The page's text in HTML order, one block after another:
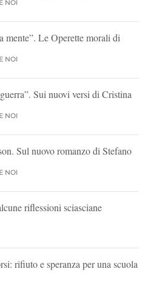
NOI
mente”. Le Operette morali di
NOI
Sui nuovi versi di Cristina
NOI
Sul nuovo romanzo di Stefano
NOI
riflessioni sciasciane
rifiuto e speranza per una scuola